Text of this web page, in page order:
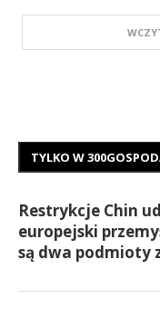
TYLKO W
Restrykcje Chin
europejski
są dwa podmioty